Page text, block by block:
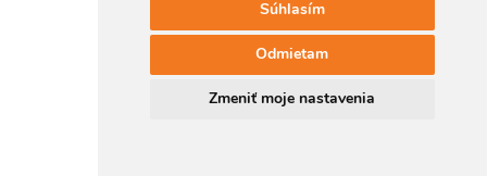
Súhlasím
Odmietam
Zmeniť moje nastavenia
Cassovia Consulting Group, s.r.o.
sídlo/office: Kuzmányho 37, 040 01 Košice